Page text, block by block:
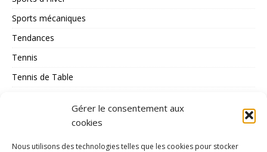
Gérer le consentement aux
cookies
Nous utilisons des technologies telles que les cookies pour stocker
Sports mécaniques
Tendances
Tennis
Tennis de Table